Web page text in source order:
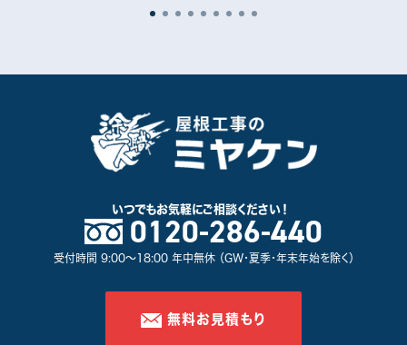
いつでもお気軽にご相談ください！
0120-286-440
受付時間 9:00～18:00 年中無休 （GW・夏季・年末年始を除く）
無料お見積もり